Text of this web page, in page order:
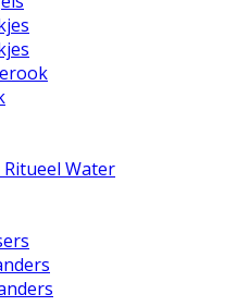
Ritueel Water